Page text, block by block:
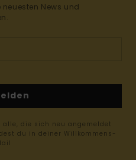
News und
die sich neu angemeldet
du in deiner Willkommens-